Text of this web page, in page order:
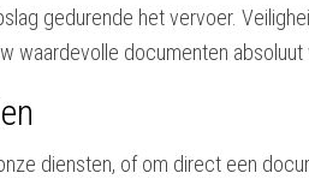
gedurende het vervoer.
waardevolle documenten
diensten, of om direct een